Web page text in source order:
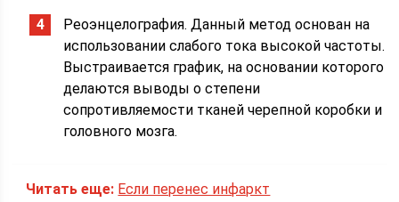
Реоэнцелография. Данный метод основан на
использовании слабого тока высокой частоты.
Выстраивается график, на основании которого
делаются выводы о степени
сопротивляемости тканей черепной коробки и
головного мозга.
Читать еще: Если перенес инфаркт